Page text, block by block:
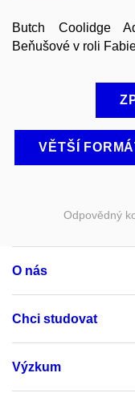
Butch Coolidge
Beňušové v roli
VĚTŠÍ
Odpovědný
O nás
Chci studovat
Výzkum